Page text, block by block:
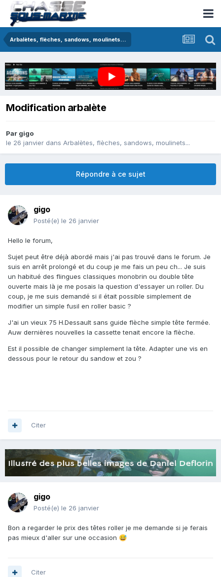
Arbalètes, flèches, sandows, moulinets...
Modification arbalète
Par gigo
le 26 janvier dans Arbalètes, flèches, sandows, moulinets...
Répondre à ce sujet
gigo
Posté(e) le 26 janvier
Hello le forum,
Sujet peut être déjà abordé mais j'ai pas trouvé dans le forum. Je
suis en arrêt prolongé et du coup je me fais un peu ch... Je suis
un habitué des flingues classiques monobrin ou double tête
ouverte mais là je me posais la question d'essayer un roller. Du
coup, je me suis demandé si il était possible simplement de
modifier un simple fusil en roller basic ?
J'ai un vieux 75 H.Dessault sans guide flèche simple tête fermée.
Auw dernières nouvelles la cassette tenait encore la flèche.
Est il possible de changer simplement la tête. Adapter une vis en
dessous pour le retour du sandow et zou ?
Citer
gigo
Posté(e) le 26 janvier
Bon a regarder le prix des têtes roller je me demande si je ferais
pas mieux d'aller sur une occasion 😅
Citer